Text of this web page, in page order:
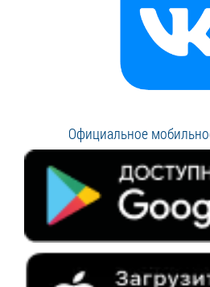
Официальное